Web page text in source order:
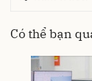
Có thể bạn